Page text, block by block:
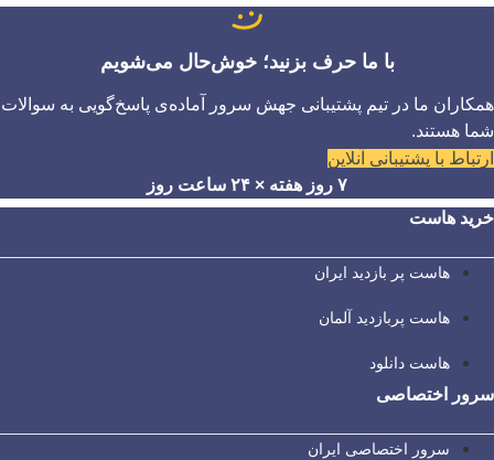
با ما حرف بزنید؛ خوش‌حال می‌شویم
همکاران ما در تیم پشتیبانی جهش سرور آماده‌ی پاسخ‌گویی به سوالات
شما هستند.
ارتباط با پشتیبانی آنلاین
۷ روز هفته × ۲۴ ساعت روز
خرید هاست
هاست پر بازدید ایران
هاست پربازدید آلمان
هاست دانلود
سرور اختصاصی
سرور اختصاصی ایران